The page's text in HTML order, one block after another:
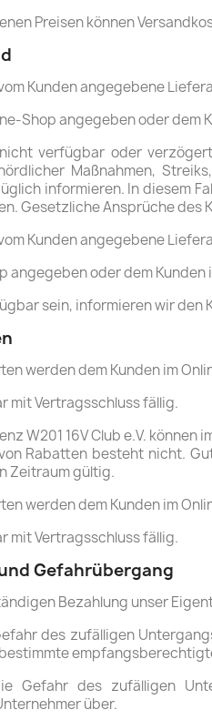
Preisen können
Kunden angegebene
Shop angegeben oder dem
verfügbar oder
Maßnahmen,
informieren. In diesem
Gesetzliche Ansprüche des
Kunden angegebene
angegeben oder dem
sein, informieren wir den
werden dem Kunden im
mit Vertragsschluss fällig.
W201 16V Club e.V.
Rabatten besteht nicht.
Zeitraum gültig.
werden dem Kunden im
mit Vertragsschluss fällig.
Gefahrübergang
Bezahlung unser
des zufälligen
Gefahr des zufälligen
über.